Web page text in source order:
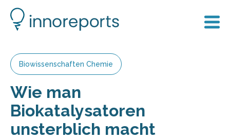
Biowissenschaften Chemie
Wie man
Biokatalysatoren
unsterblich macht